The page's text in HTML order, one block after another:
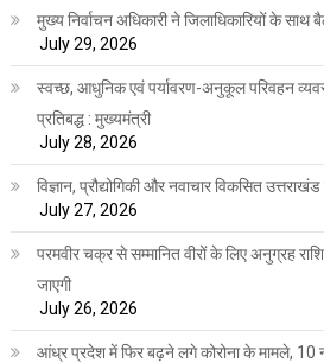
मुख्य निर्वाचन अधिकारी ने जिलाधिकारियों के साथ
July 29, 2026
स्वच्छ, आधुनिक एवं पर्यावरण-अनुकूल परिवहन
प्रतिबद्ध : मुख्यमंत्री
July 28, 2026
विज्ञान, प्रौद्योगिकी और नवाचार विकसित
July 27, 2026
परमवीर चक्र से सम्मानित वीरों के लिए अनुग्रह
जाएगी
July 26, 2026
आंध्र प्रदेश में फिर बढ़ने लगे कोरोना के मामले, 10